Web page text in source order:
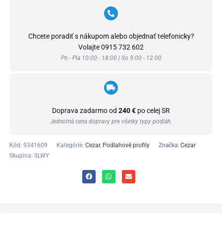
Chcete poradiť s nákupom alebo objednať telefonicky?
Volajte0915 732 602
Po - Pia 10:00 - 18:00 | So 9:00 - 12:00
Doprava zadarmo od 240 € po celej SR
Jednotná cena dopravy pre všetky typy podláh.
Kód: 9341609 Kategórie: Cezar, Podlahové profily Značka: Cezar
Skupina: SLWY